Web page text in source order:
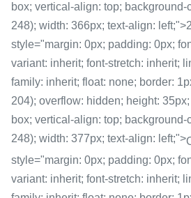
box; vertical-align: top; background-
248); width: 366px; text-align:
style="margin: 0px; padding: 0px;
variant: inherit; font-stretch: inherit;
family: inherit; float: none; border:
204); overflow: hidden; height:
box; vertical-align: top; background-
248); width: 377px; text-align: left;">
style="margin: 0px; padding: 0px;
variant: inherit; font-stretch: inherit;